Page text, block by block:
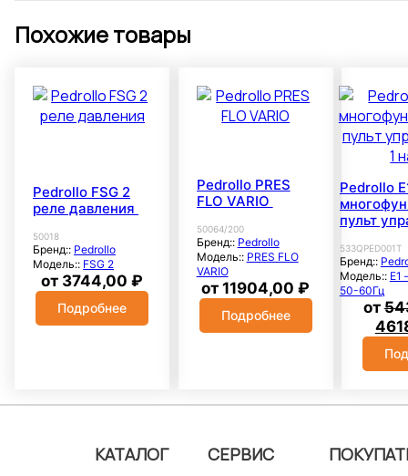
Похожие товары
Pedrollo FSG 2
реле давления
50018
Бренд:: Pedrollo
Модель:: FSG 2
от 3744,00₽
Подробнее
Pedrollo PRES
FLO VARIO
50064/200
Бренд:: Pedrollo
Модель:: PRES FLO
VARIO
от11904,00₽
Подробнее
Pedrollo
пульт
533QPED001T
Бренд::
Модель:: E1
50-60Гц
от
КАТАЛОГ СЕРВИС